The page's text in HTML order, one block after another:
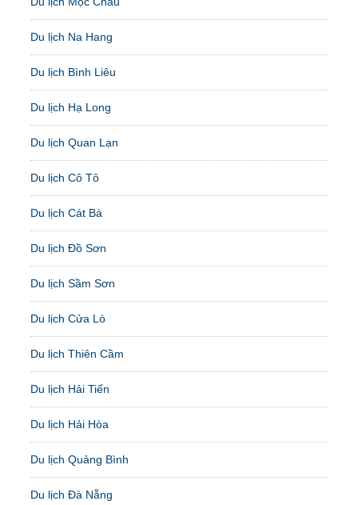
Du lịch Na Hang
Du lịch Bình Liêu
Du lịch Hạ Long
Du lịch Quan Lạn
Du lịch Cô Tô
Du lịch Cát Bà
Du lịch Đồ Sơn
Du lịch Sầm Sơn
Du lịch Cửa Lò
Du lịch Thiên Cầm
Du lịch Hải Tiến
Du lịch Hải Hòa
Du lịch Quảng Bình
Du lịch Đà Nẵng